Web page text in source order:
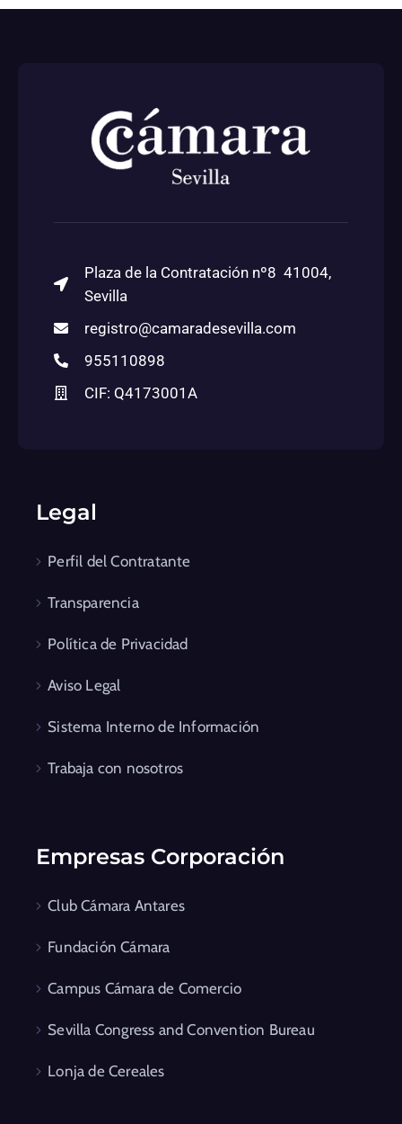
Plaza de la Contratación nº8 41004,
Sevilla
registro@camaradesevilla.com
955110898
CIF: Q4173001A
Legal
Perfil del Contratante
Transparencia
Política de Privacidad
Aviso Legal
Sistema Interno de Información
Trabaja con nosotros
Empresas Corporación
Club Cámara Antares
Fundación Cámara
Campus Cámara de Comercio
Sevilla Congress and Convention Bureau
Lonja de Cereales